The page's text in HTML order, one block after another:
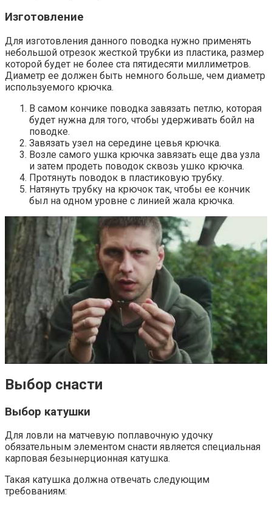
Изготовление
Для изготовления данного поводка нужно применять
небольшой отрезок жесткой трубки из пластика, размер
которой будет не более ста пятидесяти миллиметров.
Диаметр ее должен быть немного больше, чем диаметр
используемого крючка.
В самом кончике поводка завязать петлю, которая
будет нужна для того, чтобы удерживать бойл на
поводке.
Завязать узел на середине цевья крючка.
Возле самого ушка крючка завязать еще два узла
и затем продеть поводок сквозь ушко крючка.
Протянуть поводок в пластиковую трубку.
Натянуть трубку на крючок так, чтобы ее кончик
был на одном уровне с линией жала крючка.
Выбор снасти
Выбор катушки
Для ловли на матчевую поплавочную удочку
обязательным элементом снасти является специальная
карповая безынерционная катушка.
Такая катушка должна отвечать следующим
требованиям: